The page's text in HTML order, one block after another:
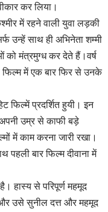
कर लिया।
में रहने वाली युवा लड़की
उन्हें साथ ही अभिनेता शम्मी
को मंत्रमुग्ध कर देते हैं।वर्ष
फिल्म में एक बार फिर से उनके
फिल्में प्रदर्शित हुयी। इन
अपनी उम्र से काफी बड़े
में काम करना जारी रखा।
बार फिल्म दीवाना में
हास्य से परिपूर्ण महमूद
और उसे सुनील दत्त और महमूद